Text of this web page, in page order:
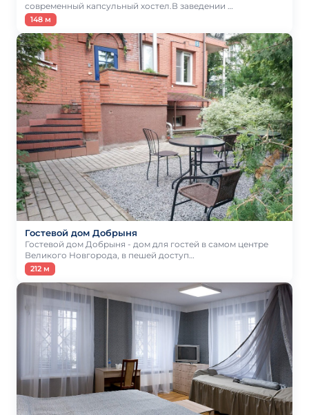
современный капсульный хостел.В заведении …
148 м
Гостевой дом Добрыня
Гостевой дом Добрыня - дом для гостей в самом центре
Великого Новгорода, в пешей доступ…
212 м